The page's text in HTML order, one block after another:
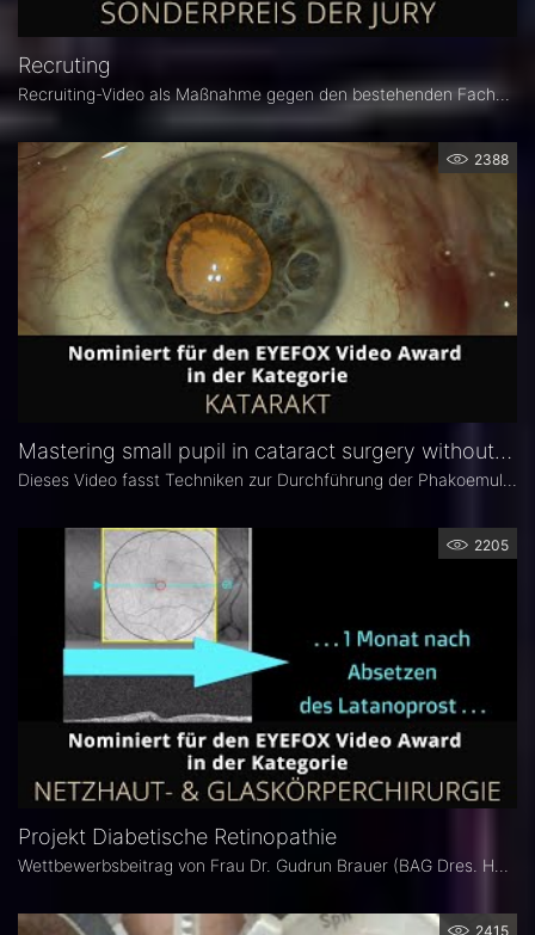
Recruting
2388
Mastering small pupil in cataract surgery without dilating devices
2205
Projekt Diabetische Retinopathie
2415